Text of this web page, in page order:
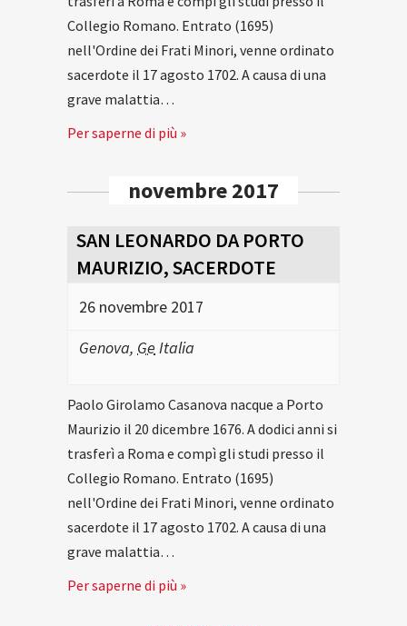
Collegio Romano. Entrato (1695)
nell'Ordine dei Frati Minori, venne ordinato
sacerdote il 17 agosto 1702. A causa di una
grave malattia…
Per saperne di più »
novembre 2017
SAN LEONARDO DA PORTO
MAURIZIO, SACERDOTE
26 novembre 2017
Genova, Ge Italia
Paolo Girolamo Casanova nacque a Porto
Maurizio il 20 dicembre 1676. A dodici anni si
trasferì a Roma e compì gli studi presso il
Collegio Romano. Entrato (1695)
nell'Ordine dei Frati Minori, venne ordinato
sacerdote il 17 agosto 1702. A causa di una
grave malattia…
Per saperne di più »